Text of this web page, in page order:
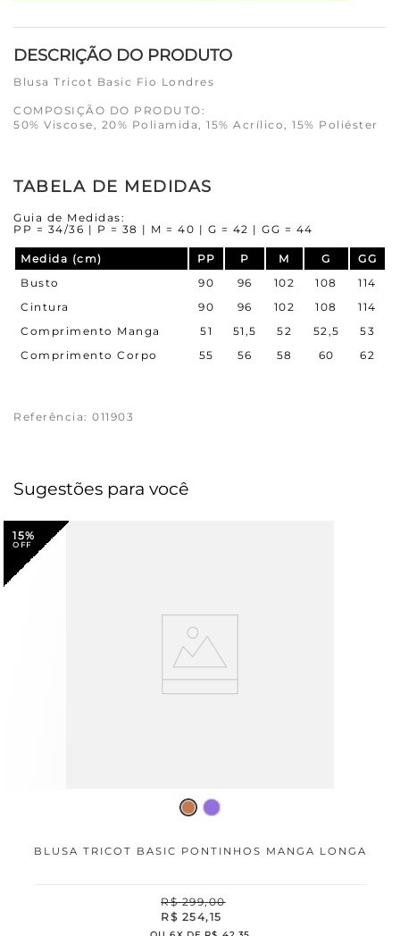
DESCRIÇÃO DO PRODUTO
Blusa Tricot Basic Fio Londres
COMPOSIÇÃO DO PRODUTO:
50% Viscose, 20% Poliamida, 15% Acrílico, 15% Poliéster
TABELA DE MEDIDAS
Guia de Medidas:
PP = 34/36 | P = 38 | M = 40 | G = 42 | GG = 44
Medida (cm) PP P M G
GG
Busto
90 96 102 108
114
Cintura
90 96 102 108
114
Comprimento Manga
51 51,5 52 52,5
53
Comprimento Corpo
55 56 58 60 62
Referência: 011903
Sugestões para você
15%
BLUSA TRICOT BASIC PONTINHOS MANGA LONGA
R$ 299,00
R$ 254,15